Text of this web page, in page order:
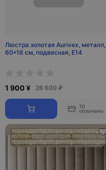
Люстра золотая Aurivex, металл,
60*16 см, подвесная, Е14
1 900 ¥ 26 600 ₽
10
оплачено